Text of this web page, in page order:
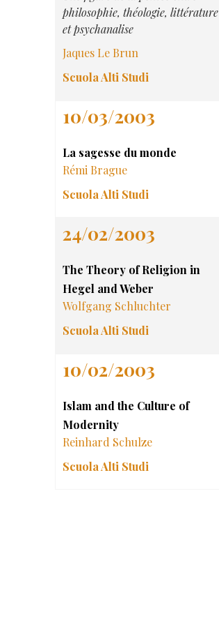
philosophie, théologie, littérature
et psychanalise
Jaques Le Brun
Scuola Alti Studi
10/03/2003
La sagesse du monde
Rémi Brague
Scuola Alti Studi
24/02/2003
The Theory of Religion in
Hegel and Weber
Wolfgang Schluchter
Scuola Alti Studi
10/02/2003
Islam and the Culture of
Modernity
Reinhard Schulze
Scuola Alti Studi